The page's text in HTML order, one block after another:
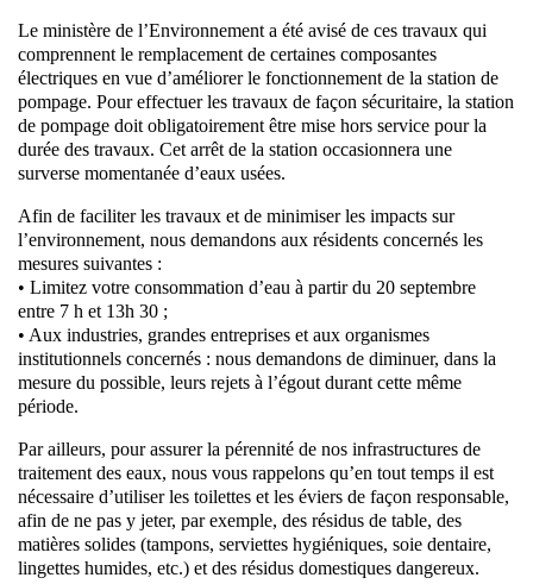
Le ministère de l’Environnement a été avisé de ces travaux qui
comprennent le remplacement de certaines composantes
électriques en vue d’améliorer le fonctionnement de la station de
pompage. Pour effectuer les travaux de façon sécuritaire, la station
de pompage doit obligatoirement être mise hors service pour la
durée des travaux. Cet arrêt de la station occasionnera une
surverse momentanée d’eaux usées.
Afin de faciliter les travaux et de minimiser les impacts sur
l’environnement, nous demandons aux résidents concernés les
mesures suivantes :
• Limitez votre consommation d’eau à partir du 20 septembre
entre 7 h et 13h 30 ;
• Aux industries, grandes entreprises et aux organismes
institutionnels concernés : nous demandons de diminuer, dans la
mesure du possible, leurs rejets à l’égout durant cette même
période.
Par ailleurs, pour assurer la pérennité de nos infrastructures de
traitement des eaux, nous vous rappelons qu’en tout temps il est
nécessaire d’utiliser les toilettes et les éviers de façon responsable,
afin de ne pas y jeter, par exemple, des résidus de table, des
matières solides (tampons, serviettes hygiéniques, soie dentaire,
lingettes humides, etc.) et des résidus domestiques dangereux.